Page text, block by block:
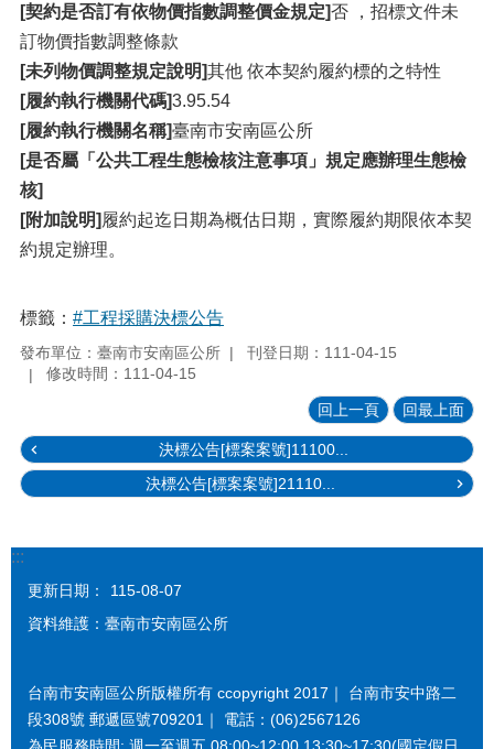
[契約是否訂有依物價指數調整價金規定]否 ，招標文件未
訂物價指數調整條款
[未列物價調整規定說明]其他 依本契約履約標的之特性
[履約執行機關代碼]3.95.54
[履約執行機關名稱]臺南市安南區公所
[是否屬「公共工程生態檢核注意事項」規定應辦理生態檢
核]
[附加說明] 履約起迄日期為概估日期，實際履約期限依本契
約規定辦理。
標籤： #工程採購決標公告
發布單位：臺南市安南區公所
刊登日期：111-04-15
修改時間：111-04-15
回上一頁 回最上面
決標公告[標案案號]11100...
決標公告[標案案號]21110...
:::
更新日期：
115-08-07
資料維護：臺南市安南區公所
台南市安南區公所版權所有 ccopyright 2017｜ 台南市安中路二
段308號 郵遞區號709201｜ 電話：(06)2567126
為民服務時間: 週一至週五 08:00~12:00 13:30~17:30(國定假日